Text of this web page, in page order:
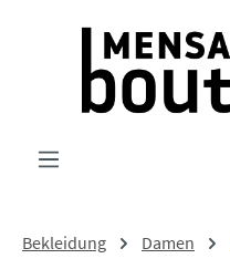
Zum Hauptinhalt springen
Bekleidung Damen